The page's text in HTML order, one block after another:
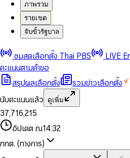
ภาพรวม
รายเขต
จับขั้วรัฐบาล
ชมสดเลือกตั้ง Thai PBS LIVE
คะแนนตามคำขอ
สรุปผลเลือกตั้ง
รวมข่าวเลือกตั้ง
นับคะแนนแล้ว
ดูเพิ่ม
0
1
2
3
4
5
6
0
1
2
3
4
5
6
7
8
9
,
0
1
2
4
6
7
8
9
0
1
2
3
4
5
0
1
3
5
6
7
8
9
,
1
2
4
5
0
1
3
4
0
2
3
4
5
7
8
อัปเดต ณ14:32
กกต. (ทางการ)
0
1
0
1
2
4
5
0
1
2
4
0
1
3
0
2
3